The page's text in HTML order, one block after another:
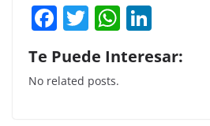
F
a
c
e
T
w
itt
er
W
h
at k
Te Puede Interesar:
No related posts.